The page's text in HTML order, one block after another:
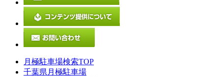
月極駐車場検索TOP
千葉県月極駐車場